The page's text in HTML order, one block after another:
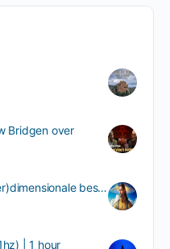
Bridgen over
bes…
| 1 hour